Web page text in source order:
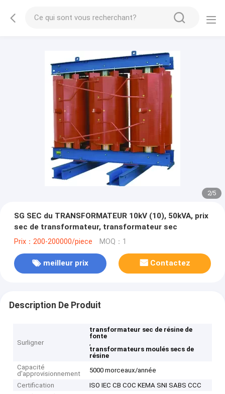
2/5
SG SEC du TRANSFORMATEUR 10kV (10), 50kVA, prix
sec de transformateur, transformateur sec
Prix：200-200000/piece MOQ：1
meilleur prix Contactez
Description De Produit
Surligner
transformateur sec de résine de
fonte
,
transformateurs moulés secs de
résine
Capacité
d'approvisionnement
5000 morceaux/année
Certification
ISO IEC CB COC KEMA SNI SABS CCC